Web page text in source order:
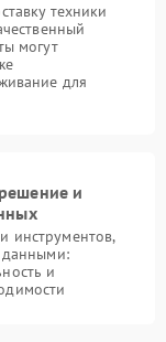
техники
могут
для
и
инструментов,
данными:
и